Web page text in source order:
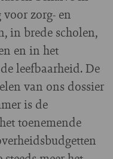
zorg- en
in brede scholen,
en in het
leefbaarheid. De
van ons dossier
is de
toenemende